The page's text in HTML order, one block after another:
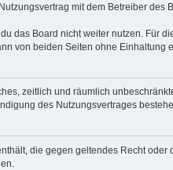
mit dem Betreiber
das Board nicht weiter nutzen. Für
von beiden Seiten ohne Einhaltung
zeitlich und räumlich
des Nutzungsvertrages
die gegen geltendes Recht